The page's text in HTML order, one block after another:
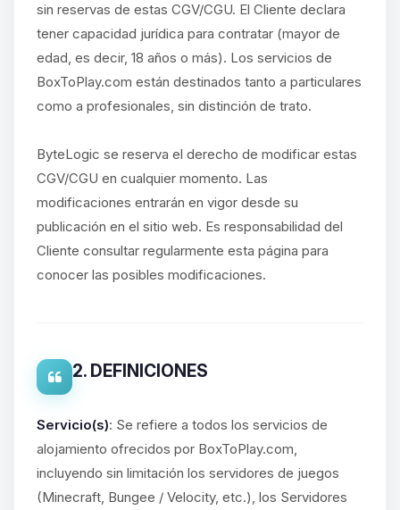
sin reservas de estas CGV/CGU. El Cliente declara
tener capacidad jurídica para contratar (mayor de
edad, es decir, 18 años o más). Los servicios de
BoxToPlay.com están destinados tanto a particulares
como a profesionales, sin distinción de trato.
ByteLogic se reserva el derecho de modificar estas
CGV/CGU en cualquier momento. Las
modificaciones entrarán en vigor desde su
publicación en el sitio web. Es responsabilidad del
Cliente consultar regularmente esta página para
conocer las posibles modificaciones.
2. DEFINICIONES
Servicio(s): Se refiere a todos los servicios de
alojamiento ofrecidos por BoxToPlay.com,
incluyendo sin limitación los servidores de juegos
(Minecraft, Bungee / Velocity, etc.), los Servidores